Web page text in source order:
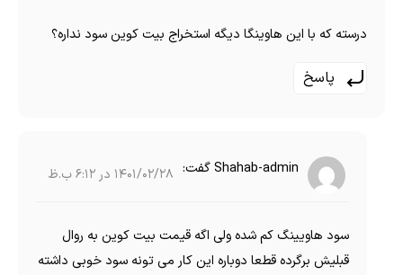
درسته که با این هاوینگا دیگه استخراج بیت کوین سود نداره؟
پاسخ
Shahab-adminگفت: 1401/02/28 در 6:12 ب.ظ
سود هاویینگ کم شده ولی اگه قیمت بیت کوین به روال
قبلیش برگرده قطعا دوباره این کار می تونه سود خوبی داشته